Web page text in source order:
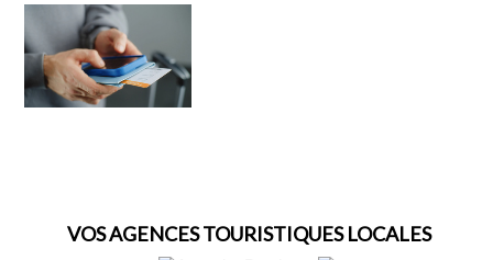
VOS AGENCES TOURISTIQUES LOCALES